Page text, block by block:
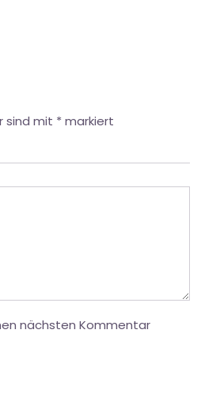
sind mit * markiert
nächsten Kommentar